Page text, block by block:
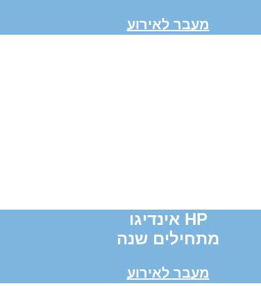
מעבר לאירוע
HP אינדיגו
מתחילים שנה
מעבר לאירוע